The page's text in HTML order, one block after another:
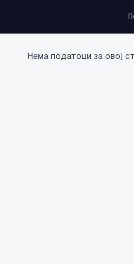
Нема податоци за овој